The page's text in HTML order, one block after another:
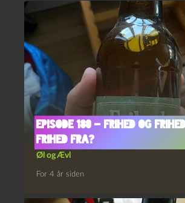
Episode 180 – Frihed og
Frihed Fra?
Øl og Ævl
For 4 år siden